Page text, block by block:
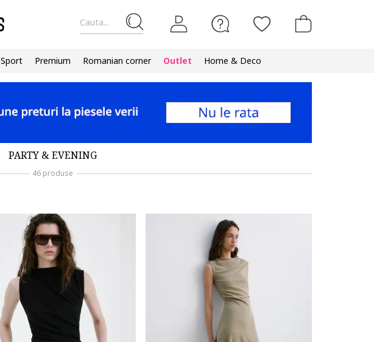
Cauta...
Sport Premium Romanian corner Outlet Home & Deco
PARTY & EVENING
46 produse